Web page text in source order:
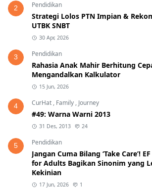
2 Pendidikan
Strategi Lolos PTN Impian &
UTBK SNBT
30 Apr, 2026
3 Pendidikan
Rahasia Anak Mahir Berhitung
Mengandalkan Kalkulator
15 Jun, 2026
4 CurHat , Family , Journey
#49: Warna Warni 2013
31 Des, 2013 24
5 Pendidikan
Jangan Cuma Bilang ‘Take Care’!
for Adults Bagikan Sinonim yang
Kekinian
17 Jun, 2026 1